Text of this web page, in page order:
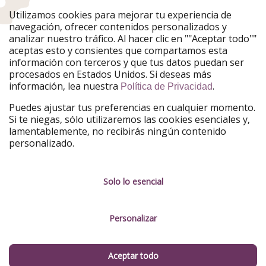
PiratinViaggio
HolidayPirates
VakantiePiraten
WakacyjniPiraci
VoyagesPirates
Ferienpiraten
Urlaubspiraten
Urlaubspiraten
TravelPirates
Nuestro grupo
HolidayPirates Group
Conócenos mejor
Sobre ViajerosPiratas
Sostenibilidad
Información legal
Gestionar servicios
Utilizamos cookies para mejorar tu experiencia de
navegación, ofrecer contenidos personalizados y
analizar nuestro tráfico. Al hacer clic en ""Aceptar todo""
aceptas esto y consientes que compartamos esta
información con terceros y que tus datos puedan ser
procesados en Estados Unidos. Si deseas más
información, lea nuestra Política de Privacidad.
Puedes ajustar tus preferencias en cualquier momento.
Si te niegas, sólo utilizaremos las cookies esenciales y,
lamentablemente, no recibirás ningún contenido
personalizado.
Solo lo esencial
Personalizar
Aceptar todo